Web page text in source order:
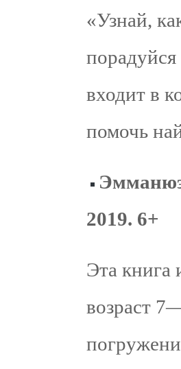
«Узнай,
входит в
помочь
2019. 6+
Эта книга
возраст